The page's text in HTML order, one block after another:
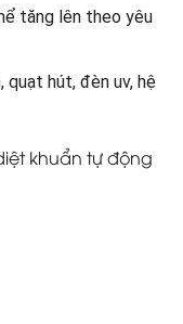
tăng lên theo yêu
quạt hút, đèn uv, hệ
khuẩn tự động